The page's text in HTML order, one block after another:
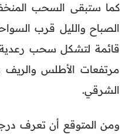
كما ستبقى السحب
الصباح والليل قرب
قائمة لتشكل سحب
مرتفعات الأطلس والريف
الشرقي.
ومن المتوقع أن تعرف